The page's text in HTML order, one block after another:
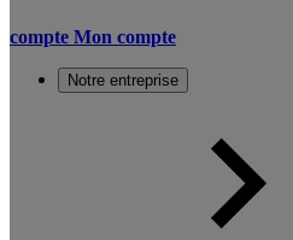
compte Mon compte
Notre entreprise